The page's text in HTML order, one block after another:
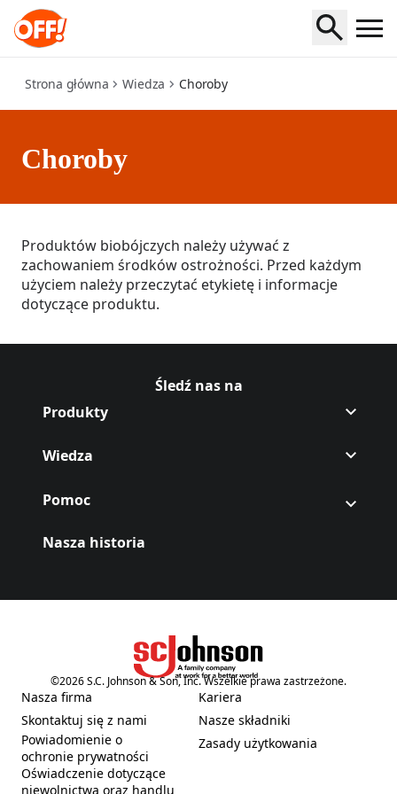
diseases
Strona główna Wiedza Choroby
Choroby
Produktów biobójczych należy używać z
zachowaniem środków ostrożności. Przed każdym
użyciem należy przeczytać etykietę i informacje
dotyczące produktu.
Śledź nas na
Śledź Off na,[object Object],
(Opens in a new tab)
Śledź Off na,[object Object],
(Opens in a new tab)
Produkty
Wiedza
Pomoc
Nasza historia
(Opens in a new tab)
©2026S.C. Johnson & Son, Inc. Wszelkie prawa zastrzeżone.
Nasza firma
(Opens in a new tab)
Skontaktuj się z nami
(Opens in a new tab)
Powiadomienie o
ochronie prywatności
(Opens in a new tab)
Oświadczenie dotyczące
niewolnictwa oraz handlu
Kariera
(Opens in a new tab)
Nasze składniki
(Opens in a new tab)
Zasady użytkowania
(Opens in a new tab)